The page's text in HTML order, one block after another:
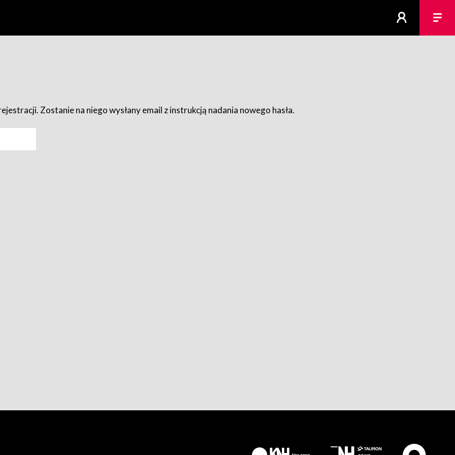
Zostanie na niego wysłany email z instrukcją nadania nowego hasła.